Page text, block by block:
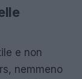
e non
nemmeno